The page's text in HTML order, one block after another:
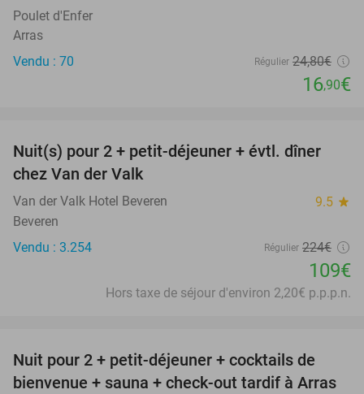
Poulet d'Enfer
Arras
Vendu : 70
Régulier 24,80€
16,90€
51%
Nuit(s) pour 2 + petit-déjeuner + évtl. dîner
chez Van der Valk
Van der Valk Hotel Beveren 9.5 star
Beveren
Vendu : 3.254
Régulier 224€
109€
Hors taxe de séjour d'environ 2,20€ p.p.p.n.
Nuit pour 2 + petit-déjeuner + cocktails de
bienvenue + sauna + check-out tardif à Arras